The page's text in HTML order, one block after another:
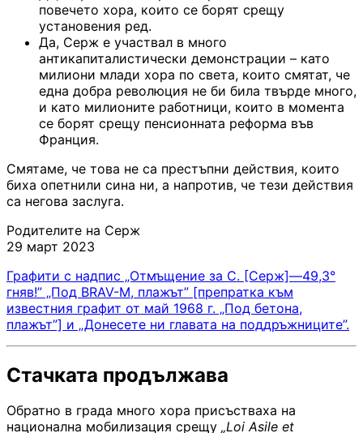
повечето хора, които се борят срещу
установения ред.
Да, Серж е участвал в много
антикапиталистически демонстрации – като
милиони млади хора по света, които смятат, че
една добра революция не би била твърде много,
и като милионите работници, които в момента
се борят срещу пенсионната реформа във
Франция.
Смятаме, че това не са престъпни действия, които
биха опетнили сина ни, а напротив, че тези действия
са негова заслуга.
Родителите на Серж
29 март 2023
Графити с надпис „Отмъщение за С. [Серж]—49,3°
гняв!” „Под BRAV-M, плажът” [препратка към
известния графит от май 1968 г. „Под бетона,
плажът”] и „Донесете ни главата на поддръжниците”.
Стачката продължава
Обратно в града много хора присъстваха на
национална мобилизация срещу „Loi Asile et